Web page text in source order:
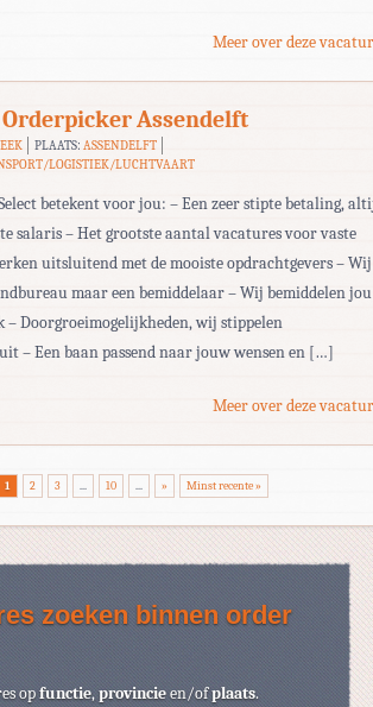
Meer over deze
Assendelft
PLAATS: ASSENDELFT
LOGISTIEK/LUCHTVAART
betekent voor jou: – Een zeer stipte betaling,
salaris – Het grootste aantal vacatures voor vaste
uitsluitend met de mooiste opdrachtgevers – Wij
maar een bemiddelaar – Wij bemiddelen jou
– Doorgroeimogelijkheden, wij stippelen
– Een baan passend naar jouw wensen en […]
Meer over deze
1 2 3 ... 10 ... » Minst recente »
zoeken binnen order
opfunctie,provincieen/ofplaats.